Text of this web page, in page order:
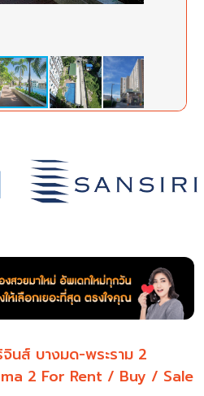
นส์ บางมด-พระราม 2
2 For Rent / Buy / Sale